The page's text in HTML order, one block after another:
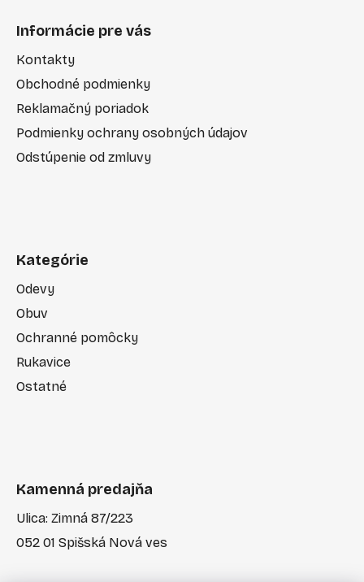
Informácie pre vás
Kontakty
Obchodné podmienky
Reklamačný poriadok
Podmienky ochrany osobných údajov
Odstúpenie od zmluvy
Kategórie
Odevy
Obuv
Ochranné pomôcky
Rukavice
Ostatné
Kamenná predajňa
Ulica: Zimná 87/223
052 01 Spišská Nová ves